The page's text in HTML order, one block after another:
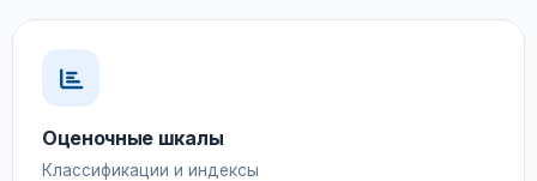
Оценочные шкалы
Классификации и индексы